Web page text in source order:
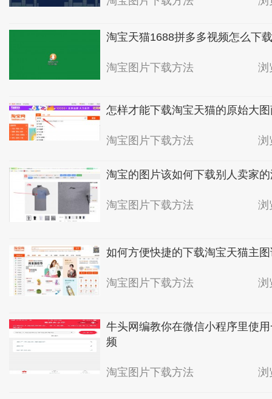
淘宝天猫1688拼多多视频怎么下
淘宝图片下载方法 浏
怎样才能下载淘宝天猫的原始大
淘宝图片下载方法 浏
淘宝的图片该如何下载别人卖家
淘宝图片下载方法 浏
如何方便快捷的下载淘宝天猫主
淘宝图片下载方法 浏
牛头网编教你在微信小程序里使
频
淘宝图片下载方法 浏